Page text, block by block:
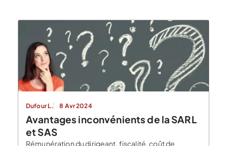
Dufour L. 8 Avr 2024
Avantages inconvénients de la SARL
et SAS
Rémunération du dirigeant, fiscalité, coût de